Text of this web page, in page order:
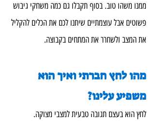
ממנו משהו טוב. בסוף תקבלו גם כמה משחקי גיבוש
פשוטים אבל עוצמתיים שיתנו לכם את הכלים להקליל
את המצב ולשחרר את המתחים בקבוצה.
מהו לחץ חברתי ואיך הוא
משפיע עלינו?
לחץ הוא בעצם תגובה טבעית למצבי מצוקה.